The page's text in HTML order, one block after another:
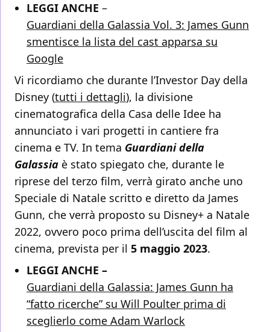
LEGGI ANCHE –
Guardiani della Galassia Vol. 3: James Gunn
smentisce la lista del cast apparsa su
Google
Vi ricordiamo che durante l’Investor Day della
Disney (tutti i dettagli), la divisione
cinematografica della Casa delle Idee ha
annunciato i vari progetti in cantiere fra
cinema e TV. In tema Guardiani della
Galassia è stato spiegato che, durante le
riprese del terzo film, verrà girato anche uno
Speciale di Natale scritto e diretto da James
Gunn, che verrà proposto su Disney+ a Natale
2022, ovvero poco prima dell’uscita del film al
cinema, prevista per il 5 maggio 2023.
LEGGI ANCHE –
Guardiani della Galassia: James Gunn ha
“fatto ricerche” su Will Poulter prima di
sceglierlo come Adam Warlock